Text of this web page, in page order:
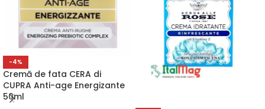
-4%
Cremă de fata CERA di
CUPRA Anti-age Energizante
50ml